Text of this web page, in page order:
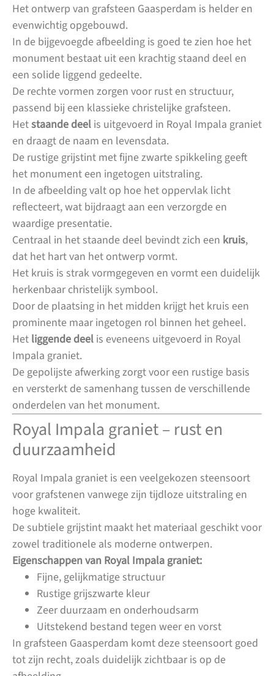
Het ontwerp van grafsteen Gaasperdam is helder en
evenwichtig opgebouwd.
In de bijgevoegde afbeelding is goed te zien hoe het
monument bestaat uit een krachtig staand deel en
een solide liggend gedeelte.
De rechte vormen zorgen voor rust en structuur,
passend bij een klassieke christelijke grafsteen.
Hetstaande deel is uitgevoerd in Royal Impala graniet
en draagt de naam en levensdata.
De rustige grijstint met fijne zwarte spikkeling geeft
het monument een ingetogen uitstraling.
In de afbeelding valt op hoe het oppervlak licht
reflecteert, wat bijdraagt aan een verzorgde en
waardige presentatie.
Centraal in het staande deel bevindt zich een kruis,
dat het hart van het ontwerp vormt.
Het kruis is strak vormgegeven en vormt een duidelijk
herkenbaar christelijk symbool.
Door de plaatsing in het midden krijgt het kruis een
prominente maar ingetogen rol binnen het geheel.
Het liggende deel is eveneens uitgevoerd in Royal
Impala graniet.
De gepolijste afwerking zorgt voor een rustige basis
en versterkt de samenhang tussen de verschillende
onderdelen van het monument.
Royal Impala graniet – rust en
duurzaamheid
Royal Impala graniet is een veelgekozen steensoort
voor grafstenen vanwege zijn tijdloze uitstraling en
hoge kwaliteit.
De subtiele grijstint maakt het materiaal geschikt voor
zowel traditionele als moderne ontwerpen.
Eigenschappen van Royal Impala graniet:
Fijne, gelijkmatige structuur
Rustige grijszwarte kleur
Zeer duurzaam en onderhoudsarm
Uitstekend bestand tegen weer en vorst
In grafsteen Gaasperdam komt deze steensoort goed
tot zijn recht, zoals duidelijk zichtbaar is op de